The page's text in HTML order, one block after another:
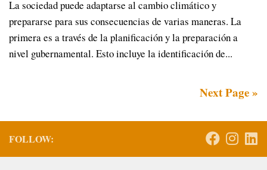
La sociedad puede adaptarse al cambio climático y
prepararse para sus consecuencias de varias maneras. La
primera es a través de la planificación y la preparación a
nivel gubernamental. Esto incluye la identificación de...
Next Page »
FOLLOW: